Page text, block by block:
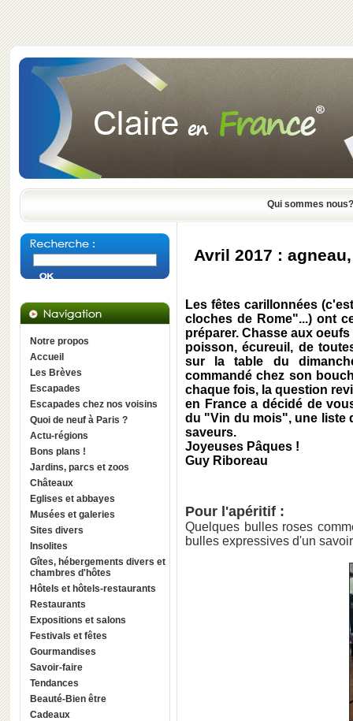
Qui sommes nous?
Notre propos
Accueil
Les Brèves
Escapades
Escapades chez nos voisins
Quoi de neuf à Paris ?
Actu-régions
Bons plans !
Jardins, parcs et zoos
Châteaux
Eglises et abbayes
Musées et galeries
Sites divers
Insolites
Gîtes, hébergements divers et
chambres d'hôtes
Hôtels et hôtels-restaurants
Restaurants
Expositions et salons
Festivals et fêtes
Gourmandises
Savoir-faire
Tendances
Beauté-Bien être
Cadeaux
Avril 2017 :
Les fêtes carillonnées
cloches de Rome"...) ont
préparer. Chasse aux
poisson, écureuil, de
sur la table du
commandé chez son
chaque fois, la question
en France a décidé de
du "Vin du mois", une liste
saveurs.
Joyeuses Pâques !
Guy Riboreau
Pour l'apéritif :
Quelques bulles roses
bulles expressives d'un